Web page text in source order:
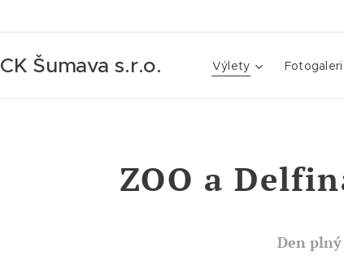
CK Šumava s.r.o. Výlety
ZOO a
Den